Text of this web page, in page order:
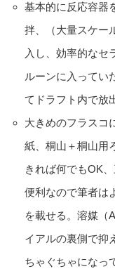
基本的に反応容器
拌、（大量スケー
入し、効率的なセ
ルーンに入ってい
てドラフト内で放
大きめのフラスコ
紙、桐山＋桐山用
きれば何でもOK
便利なので筆者は
を載せる。溶媒（
イアルの裏側で抑
ちゃぐちゃになっ